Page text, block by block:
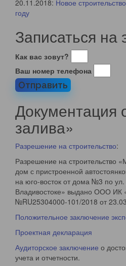
20.11.2018: Новое
году
Записаться на
Как вас зовут?
Ваш номер телефона
Отправить
Документация
залива»
Разрешение на строительство:
Разрешение на строительство
дом с пристроенной
на юго-восток от дома №3 по ул.
Владивостоке» выдано ООО ИК
№RU25304000-101/2018 от
Положительное заключение
Проектная декларация
Аудиторское заключение о
учета и отчетности.